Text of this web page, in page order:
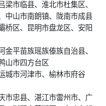
市临县、淮北市杜集区、
中山市南朗镇、陇南市成县
桥区、昆明市盘龙区、安阳
平苗族瑶族傣族自治县、
山市四方台区
城市河津市、榆林市府谷
市忠县、湛江市雷州市、广